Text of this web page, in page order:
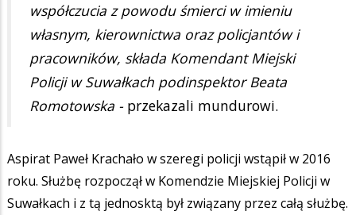
współczucia z powodu śmierci w imieniu
własnym, kierownictwa oraz policjantów i
pracowników, składa Komendant Miejski
Policji w Suwałkach podinspektor Beata
Romotowska - przekazali mundurowi.
Aspirat Paweł Krachało w szeregi policji wstąpił w 2016
roku. Służbę rozpoczął w Komendzie Miejskiej Policji w
Suwałkach i z tą jednosktą był związany przez całą służbę.